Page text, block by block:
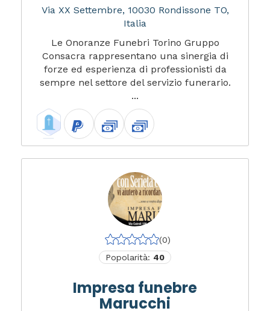
Via XX Settembre, 10030 Rondissone TO,
Italia
Le Onoranze Funebri Torino Gruppo
Consacra rappresentano una sinergia di
forze ed esperienza di professionisti da
sempre nel settore del servizio funerario.
...
(0)
Popolarità: 40
Impresa funebre
Marucchi